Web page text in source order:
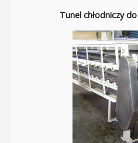
Tunel chłodniczy